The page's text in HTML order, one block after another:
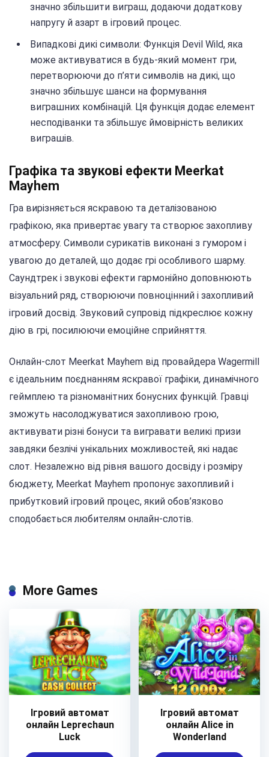
значно збільшити виграш, додаючи додаткову
напругу й азарт в ігровий процес.
Випадкові дикі символи: Функція Devil Wild, яка
може активуватися в будь-який момент гри,
перетворюючи до п’яти символів на дикі, що
значно збільшує шанси на формування
виграшних комбінацій. Ця функція додає елемент
несподіванки та збільшує ймовірність великих
виграшів.
Графіка та звукові ефекти Meerkat
Mayhem
Гра вирізняється яскравою та деталізованою
графікою, яка привертає увагу та створює захопливу
атмосферу. Символи сурикатів виконані з гумором і
увагою до деталей, що додає грі особливого шарму.
Саундтрек і звукові ефекти гармонійно доповнюють
візуальний ряд, створюючи повноцінний і захопливий
ігровий досвід. Звуковий супровід підкреслює кожну
дію в грі, посилюючи емоційне сприйняття.
Онлайн-слот Meerkat Mayhem від провайдера Wagermill
є ідеальним поєднанням яскравої графіки, динамічного
геймплею та різноманітних бонусних функцій. Гравці
зможуть насолоджуватися захопливою грою,
активувати різні бонуси та вигравати великі призи
завдяки безлічі унікальних можливостей, які надає
слот. Незалежно від рівня вашого досвіду і розміру
бюджету, Meerkat Mayhem пропонує захопливий і
прибутковий ігровий процес, який обов’язково
сподобається любителям онлайн-слотів.
More Games
Ігровий автомат
онлайн Leprechaun
Luck
Ігровий автомат
онлайн Alice in
Wonderland